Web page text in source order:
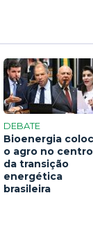
DEBATE
Bioenergia
o agro no centro
da transição
energética
brasileira